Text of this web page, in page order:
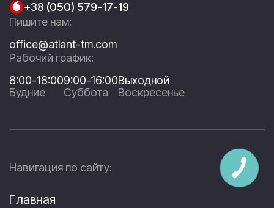
+38 (050) 579-17-19
Пишите нам:
office@atlant-tm.com
Рабочий график:
8:00-18:00
Будние
9:00-16:00
Суббота
Выходной
Воскресенье
Навигация по сайту:
Главная